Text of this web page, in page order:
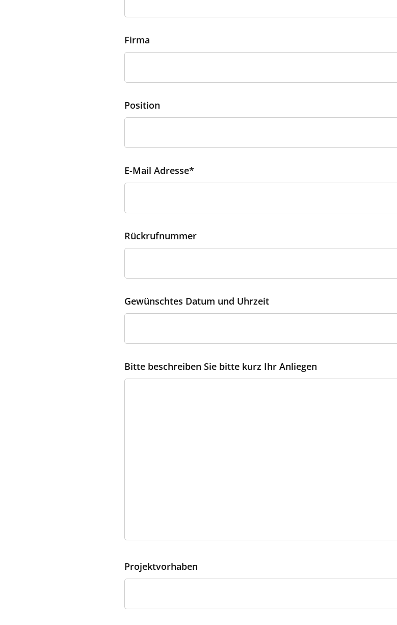
Firma
Position
E-Mail Adresse*
Rückrufnummer
Gewünschtes Datum und Uhrzeit
Bitte beschreiben Sie bitte kurz Ihr Anliegen
Projektvorhaben